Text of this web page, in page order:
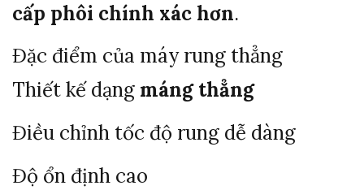
cấp phôi chính xác hơn.
Đặc điểm của máyrung thẳng
Thiếtkếdạng mángthẳng
Điều chỉnh tốc độ rung dễ dàng
Độ ổn định cao